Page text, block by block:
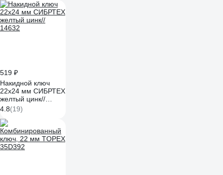
519 ₽
Накидной ключ
22х24 мм СИБРТЕХ
желтый цинк//
14632
4.8(19)